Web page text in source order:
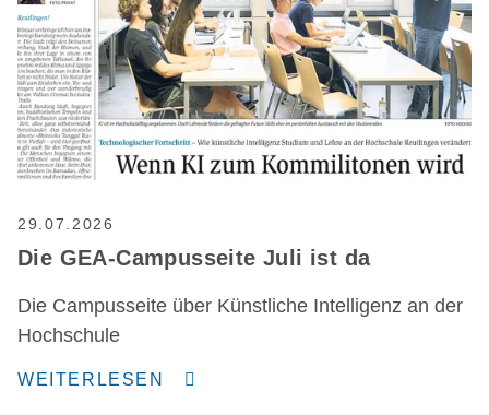
29.07.2026
Die GEA-Campusseite Juli ist da
Die Campusseite über Künstliche Intelligenz an der
Hochschule
WEITERLESEN